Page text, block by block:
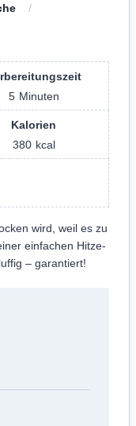
5 Minuten
Kalorien
380 kcal
wird, weil es zu
einfachen Hitze-
– garantiert!